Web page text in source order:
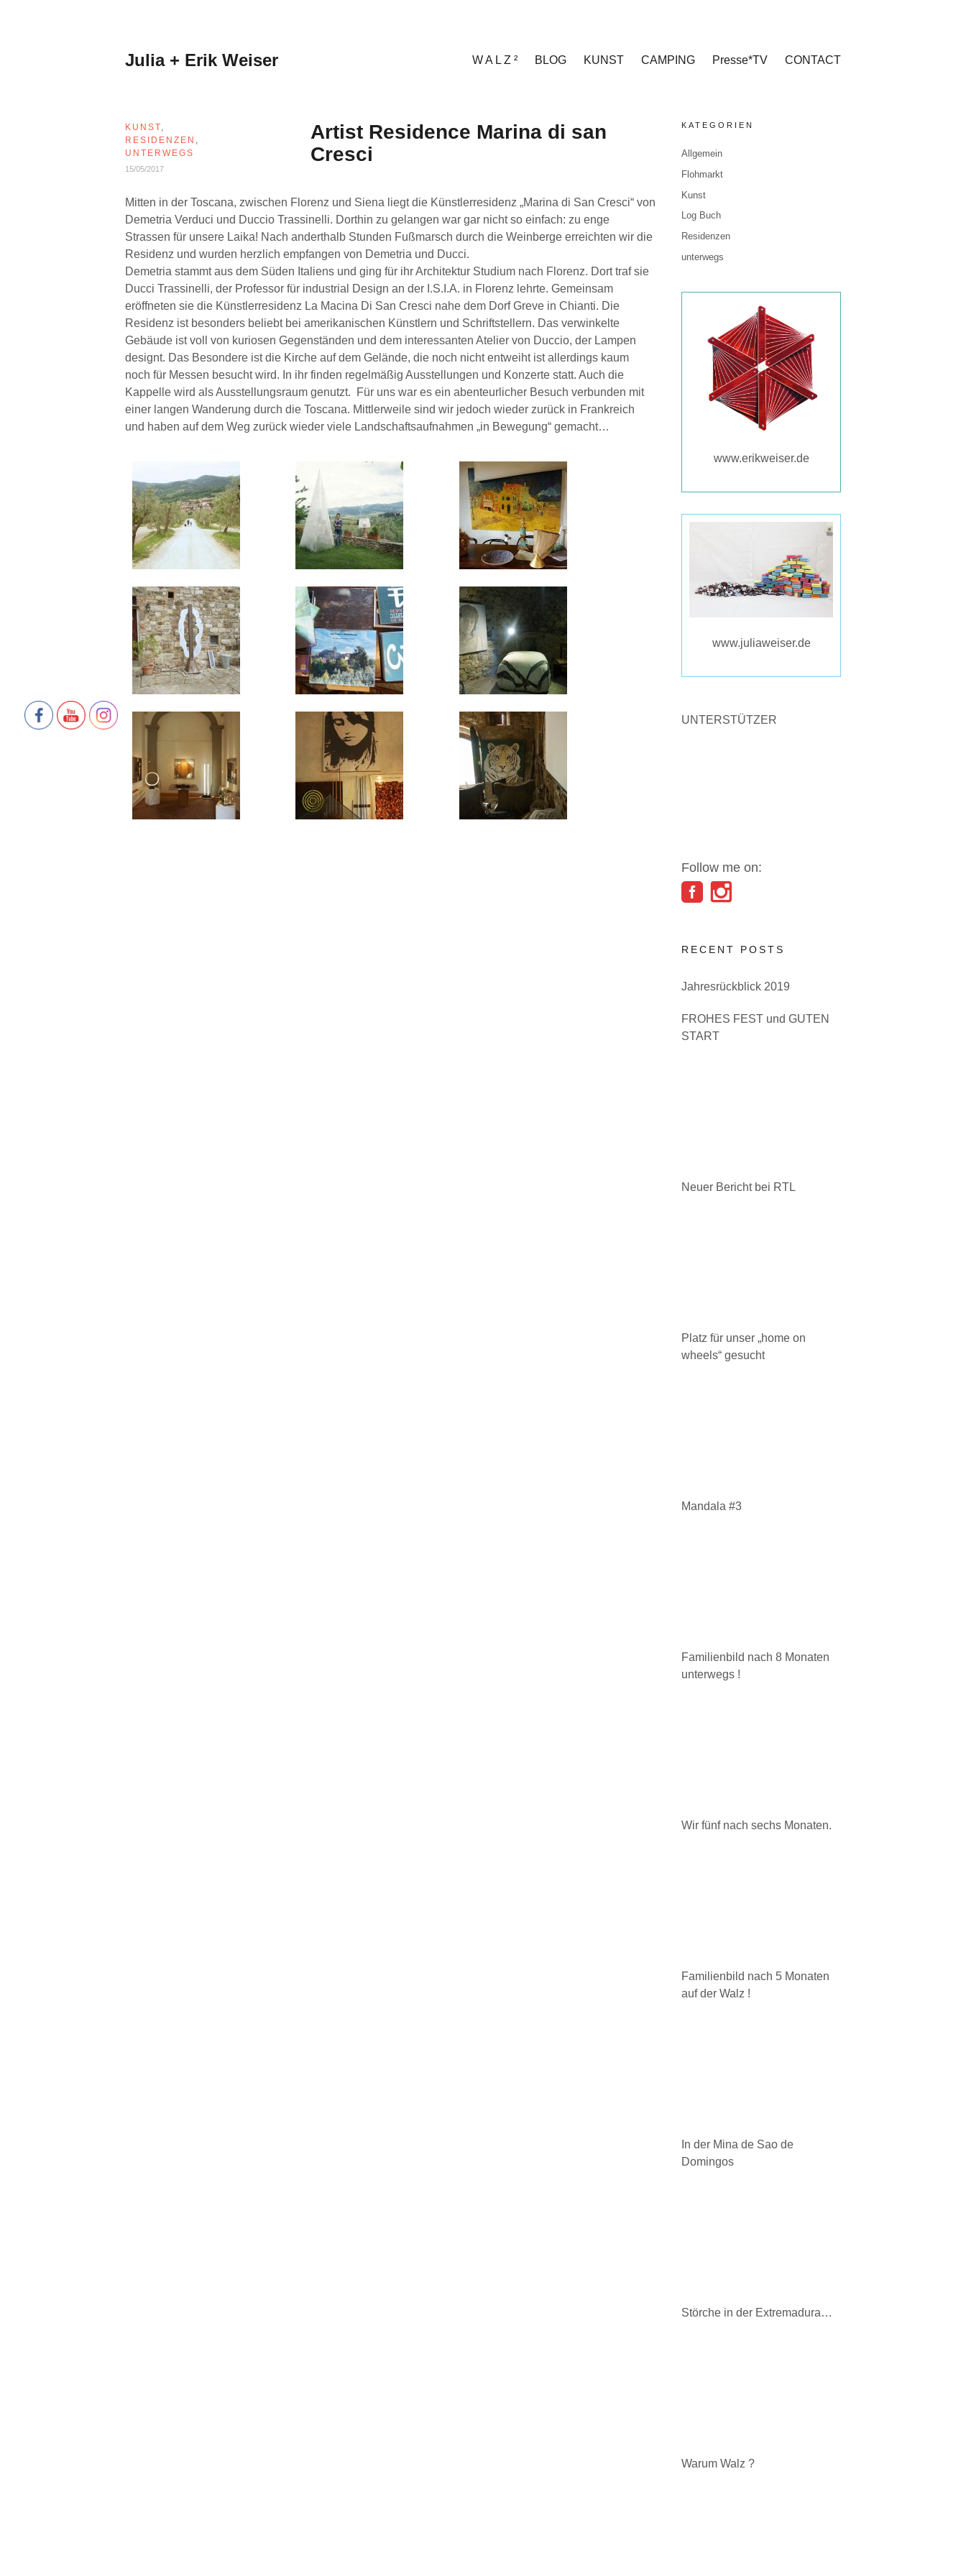
Julia + Erik Weiser W A L Z ² BLOG KUNST CAMPING Presse*TV CONTACT
Artist Residence Marina di san
Cresci
KUNST,
RESIDENZEN ,
UNTERWEGS
15/05/2017
Mitten in der Toscana, zwischen Florenz und Siena liegt die Künstlerresidenz „Marina di San Cresci“ von
Demetria Verduci und Duccio Trassinelli. Dorthin zu gelangen war gar nicht so einfach: zu enge
Strassen für unsere Laika! Nach anderthalb Stunden Fußmarsch durch die Weinberge erreichten wir die
Residenz und wurden herzlich empfangen von Demetria und Ducci.
Demetria stammt aus dem Süden Italiens und ging für ihr Architektur Studium nach Florenz. Dort traf sie
Ducci Trassinelli, der Professor für industrial Design an der I.S.I.A. in Florenz lehrte. Gemeinsam
eröffneten sie die Künstlerresidenz La Macina Di San Cresci nahe dem Dorf Greve in Chianti. Die
Residenz ist besonders beliebt bei amerikanischen Künstlern und Schriftstellern. Das verwinkelte
Gebäude ist voll von kuriosen Gegenständen und dem interessanten Atelier von Duccio, der Lampen
designt. Das Besondere ist die Kirche auf dem Gelände, die noch nicht entweiht ist allerdings kaum
noch für Messen besucht wird. In ihr finden regelmäßig Ausstellungen und Konzerte statt. Auch die
Kappelle wird als Ausstellungsraum genutzt. Für uns war es ein abenteurlicher Besuch verbunden mit
einer langen Wanderung durch die Toscana. Mittlerweile sind wir jedoch wieder zurück in Frankreich
und haben auf dem Weg zurück wieder viele Landschaftsaufnahmen „in Bewegung“ gemacht…
KATEGORIEN
Allgemein
Flohmarkt
Kunst
Log Buch
Residenzen
unterwegs
www.erikweiser.de
www.juliaweiser.de
UNTERSTÜTZER
Follow me on:
RECENT POSTS
Jahresrückblick 2019
FROHES FEST und GUTEN
START
Neuer Bericht bei RTL
Platz für unser „home on
wheels“ gesucht
Mandala #3
Familienbild nach 8 Monaten
unterwegs !
Wir fünf nach sechs Monaten.
Familienbild nach 5 Monaten
auf der Walz !
In der Mina de Sao de
Domingos
Störche in der Extremadura…
Warum Walz ?